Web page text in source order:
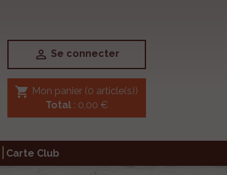
 Se connecter
shopping_cart Mon panier (0 article(s))
Total: 0,00 €
Carte Club